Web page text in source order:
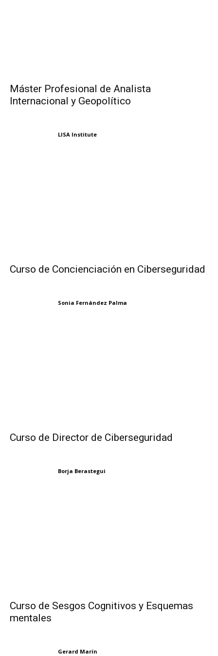
Máster Profesional de Analista
Internacional y Geopolítico
LISA Institute
Curso de Concienciación en Ciberseguridad
Sonia Fernández Palma
Curso de Director de Ciberseguridad
Borja Berastegui
Curso de Sesgos Cognitivos y Esquemas
mentales
Gerard Marín